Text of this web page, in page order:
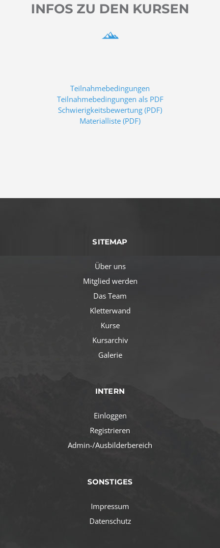
INFOS ZU DEN KURSEN
Teilnahmebedingungen
Teilnahmebedingungen als PDF
Schwierigkeitsbewertung (PDF)
Materialliste (PDF)
SITEMAP
Über uns
Mitglied werden
Das Team
Kletterwand
Kurse
Kursarchiv
Galerie
INTERN
Einloggen
Registrieren
Admin-/Ausbilderbereich
SONSTIGES
Impressum
Datenschutz